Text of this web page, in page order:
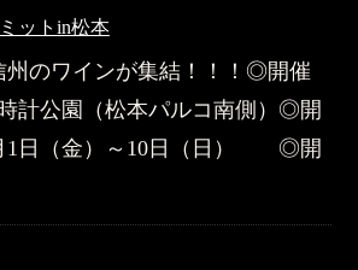
ットin松本
のワインが集結！！！◎開催
計公園（松本パルコ南側）◎開
1日（金）～10日（日） ◎開